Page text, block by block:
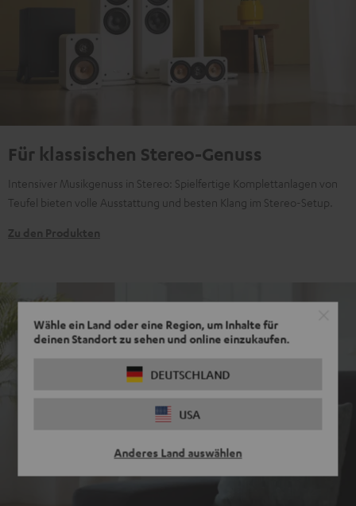
Wähle ein Land oder eine Region, um Inhalte für
deinen Standort zu sehen und online einzukaufen.
DEUTSCHLAND
USA
Anderes Land auswählen
Für klassischen Stereo-Genuss
Intensiver Musikgenuss in Stereo: Spielfertige Komplettanlagen von
Teufel bieten volle Ausstattung und besten Klang im Stereo-Setup.
Zu den Produkten